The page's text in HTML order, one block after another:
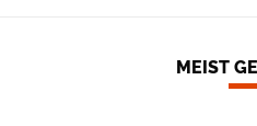
MEIST